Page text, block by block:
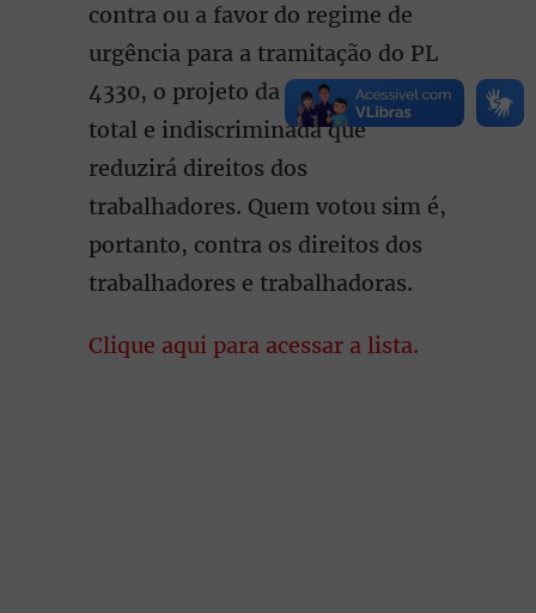
contra ou a favor do regime de
urgência para a tramitação do PL
4330, o projeto da terceirização
total e indiscriminada que
reduzirá direitos dos
trabalhadores. Quem votou sim é,
portanto, contra os direitos dos
trabalhadores e trabalhadoras.
Clique aqui para acessar a lista.